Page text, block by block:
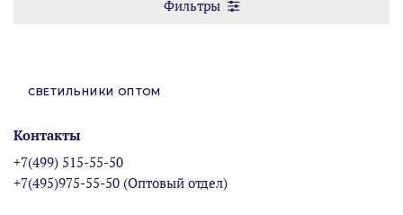
Фильтры
СВЕТИЛЬНИКИ ОПТОМ
Контакты
+7(499) 515-55-50
+7(495)975-55-50 (Оптовый отдел)